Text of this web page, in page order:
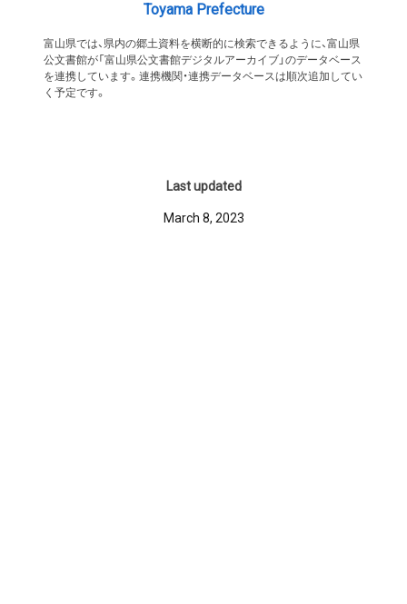
Toyama Prefecture
富山県では、県内の郷土資料を横断的に検索できるように、富山県
公文書館が「富山県公文書館デジタルアーカイブ」のデータベース
を連携しています。連携機関・連携データベースは順次追加してい
く予定です。
Last updated
March 8, 2023